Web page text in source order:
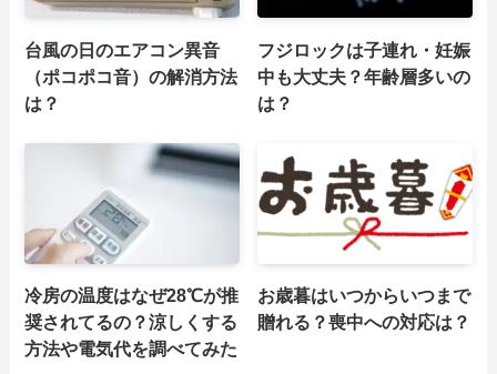
台風の日のエアコン異音
（ポコポコ音）の解消方法
は？
フジロックは子連れ・妊娠
中も大丈夫？年齢層多いの
は？
冷房の温度はなぜ28℃が推
奨されてるの？涼しくする
方法や電気代を調べてみた
お歳暮はいつからいつまで
贈れる？喪中への対応は？